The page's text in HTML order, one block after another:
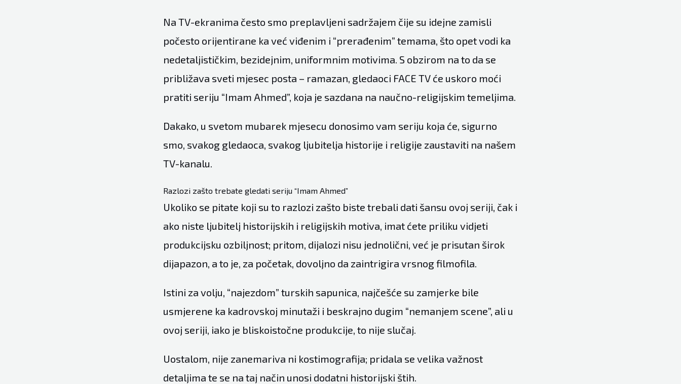
Na TV-ekranima često smo preplavljeni sadržajem čije su idejne zamisli
počesto orijentirane ka već viđenim i “prerađenim” temama, što opet vodi ka
nedetaljističkim, bezidejnim, uniformnim motivima. S obzirom na to da se
približava sveti mjesec posta – ramazan, gledaoci FACE TV će uskoro moći
pratiti seriju “Imam Ahmed”, koja je sazdana na naučno-religijskim temeljima.
Dakako, u svetom mubarek mjesecu donosimo vam seriju koja će, sigurno
smo, svakog gledaoca, svakog ljubitelja historije i religije zaustaviti na našem
TV-kanalu.
Razlozi zašto trebate gledati seriju “Imam Ahmed”
Ukoliko se pitate koji su to razlozi zašto biste trebali dati šansu ovoj seriji, čak i
ako niste ljubitelj historijskih i religijskih motiva, imat ćete priliku vidjeti
produkcijsku ozbiljnost; pritom, dijalozi nisu jednolični, već je prisutan širok
dijapazon, a to je, za početak, dovoljno da zaintrigira vrsnog filmofila.
Istini za volju, “najezdom” turskih sapunica, najčešće su zamjerke bile
usmjerene ka kadrovskoj minutaži i beskrajno dugim “nemanjem scene”, ali u
ovoj seriji, iako je bliskoistočne produkcije, to nije slučaj.
Uostalom, nije zanemariva ni kostimografija; pridala se velika važnost
detaljima te se na taj način unosi dodatni historijski štih.